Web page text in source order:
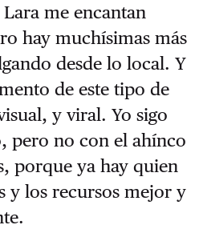
me encantan
hay muchísimas más
desde lo local. Y
de este tipo de
y viral. Yo sigo
pero no con el ahínco
porque ya hay quien
y los recursos mejor y